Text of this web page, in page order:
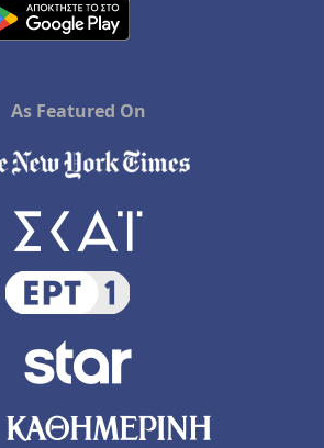
As Featured On